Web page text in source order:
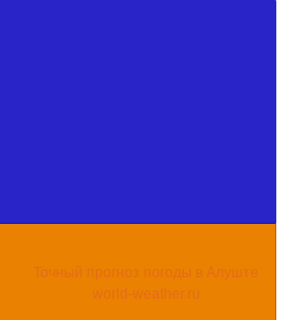
Точный прогноз погоды в Алуште
world-weather.ru